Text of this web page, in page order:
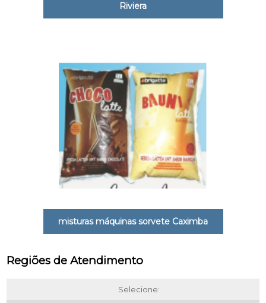
Riviera
misturas máquinas sorvete Caximba
Regiões de Atendimento
Selecione: